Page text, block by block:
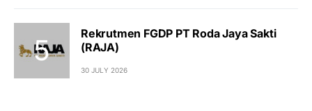
Rekrutmen FGDP PT Roda Jaya Sakti
(RAJA)
30 JULY 2026